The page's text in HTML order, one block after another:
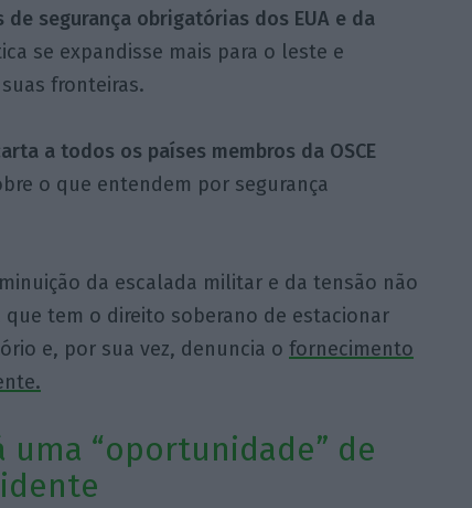
de segurança obrigatórias dos EUA e da
se expandisse mais para o leste e
fronteiras.
a todos os países membros da OSCE
o que entendem por segurança
da escalada militar e da tensão não
que tem o direito soberano de estacionar
e, por sua vez, denuncia o fornecimento
“oportunidade” de